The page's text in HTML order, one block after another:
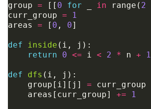
group = [[ 0 for in range ( 2
curr_group =
1
areas
= [ 0 , 0]
def inside ( i , j ):
return
0 <= i < 2 * n + 1
def dfs ( i , j ):
group [ i][ j ] =
curr_group
areas [ curr_group] += 1